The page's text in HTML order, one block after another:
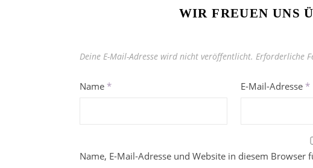
WIR FREUEN UNS
Deine E-Mail-Adresse wird nicht veröffentlicht. Erforderliche
Name * E-Mail-Adresse *
Name, E-Mail-Adresse und Website in diesem